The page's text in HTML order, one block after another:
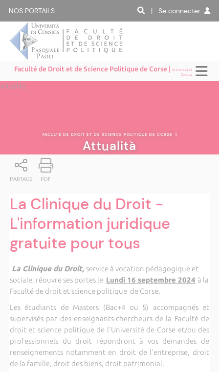
NOS PORTAILS : | Se connecter
Faculté de Droit et de Science Politique de Corse |Università di
Corsica
Attualità
FACULTÉ DE DROIT ET DE SCIENCE POLITIQUE DE CORSE |
Attualità
PARTAGE PDF
La Clinique du Droit -
L'information juridique
gratuite pour tous
La Clinique du Droit, service à vocation pédagogique et
sociale, réouvre ses portes le Lundi 16 septembre 2024 à la
Faculté de droit et science politique de Corse.
Les étudiants de Masters (Bac+4 ou 5) accompagnés et
supervisés par des enseignants-chercheurs de la Faculté de
droit et science politique de l'Université de Corse et/ou des
professionnels du droit répondront à vos demandes de
renseignements notamment en droit de l'entreprise, droit
de la famille, droit des biens, droit patrimonial.